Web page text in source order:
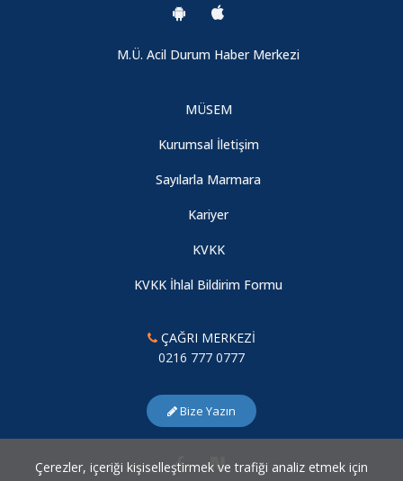
M.Ü. Acil Durum Haber Merkezi
MÜSEM
Kurumsal İletişim
Sayılarla Marmara
Kariyer
KVKK
KVKK İhlal Bildirim Formu
ÇAĞRI MERKEZİ
0216 777 0777
Bize Yazın
Çerezler, içeriği kişiselleştirmek ve trafiği analiz etmek için